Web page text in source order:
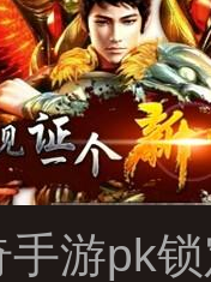
游pk锁